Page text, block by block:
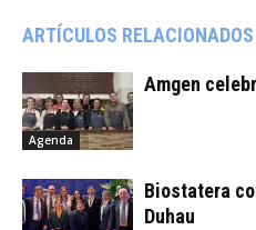
ARTÍCULOS RELACIONADOS
Agenda
Amgen
Biostatera
Duhau